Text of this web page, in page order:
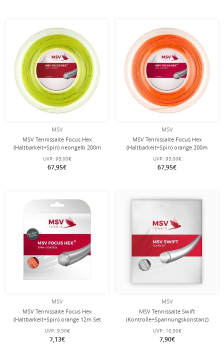
MSV
MSV Tennissaite Focus Hex
(Haltbarkeit+Spin) neongelb 200m
Rolle
UVP: 95,00€
67,95€
MSV
MSV Tennissaite Focus Hex
(Haltbarkeit+Spin) orange 200m
Rolle
UVP: 95,00€
67,95€
MSV
MSV Tennissaite Focus Hex
(Haltbarkeit+Spin) orange 12m Set
UVP: 9,50€
7,13€
MSV
MSV Tennissaite Swift
(Kontrolle+Spannungskonstanz)
weiss 12m Set
UVP: 10,50€
7,90€